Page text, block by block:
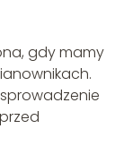
gdy mamy